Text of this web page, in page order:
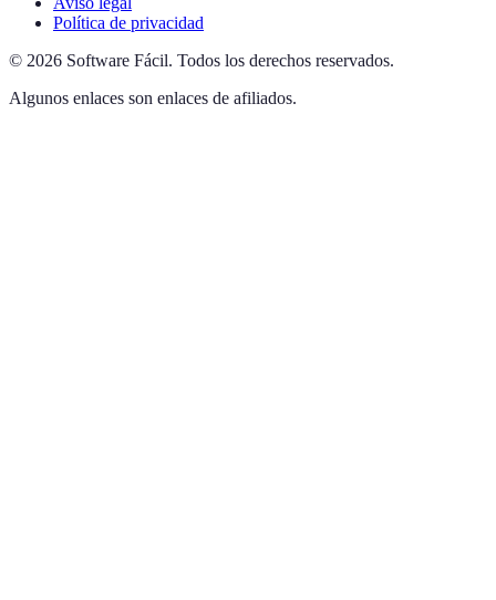
Política de privacidad
© 2026 Software Fácil. Todos los derechos reservados.
Algunos enlaces son enlaces de afiliados.